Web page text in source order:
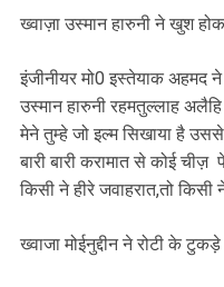
ख्वाज़ा उस्मान हारुनी ने खुश
इंजीनीयर मो0 इस्तेयाक अहमद
उस्मान हारुनी रहमतुल्लाह
मेने तुम्हे जो इल्म सिखाया है
बारी बारी करामात से कोई
किसी ने हीरे जवाहरात,तो किसी
ख्वाजा मोईनुद्दीन ने रोटी के